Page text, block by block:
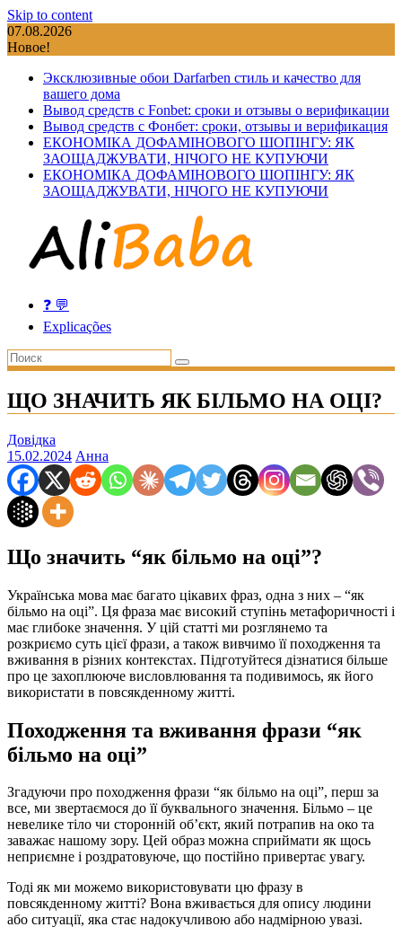
Skip to content
07.08.2026
Новое!
Эксклюзивные обои Darfarben стиль и качество для
вашего дома
Вывод средств с Fonbet: сроки и отзывы о верификации
Вывод средств с Фонбет: сроки, отзывы и верификация
ЕКОНОМІКА ДОФАМІНОВОГО ШОПІНГУ: ЯК
ЗАОЩАДЖУВАТИ, НІЧОГО НЕ КУПУЮЧИ
ЕКОНОМІКА ДОФАМІНОВОГО ШОПІНГУ: ЯК
ЗАОЩАДЖУВАТИ, НІЧОГО НЕ КУПУЮЧИ
❓ 💬
Explicações
ЩО ЗНАЧИТЬ ЯК БІЛЬМО НА ОЦІ?
Довідка
15.02.2024 Анна
Що значить “як більмо на оці”?
Українська мова має багато цікавих фраз, одна з них – “як
більмо на оці”. Ця фраза має високий ступінь метафоричності і
має глибоке значення. У цій статті ми розглянемо та
розкриємо суть цієї фрази, а також вивчимо її походження та
вживання в різних контекстах. Підготуйтеся дізнатися більше
про це захоплююче висловлювання та подивимось, як його
використати в повсякденному житті.
Походження та вживання фрази “як
більмо на оці”
Згадуючи про походження фрази “як більмо на оці”, перш за
все, ми звертаємося до її буквального значення. Більмо – це
невелике тіло чи сторонній об’єкт, який потрапив на око та
заважає нашому зору. Цей образ можна сприймати як щось
неприємне і роздратовуюче, що постійно привертає увагу.
Тоді як ми можемо використовувати цю фразу в
повсякденному житті? Вона вживається для опису людини
або ситуації, яка стає надокучливою або надмірною увазі.